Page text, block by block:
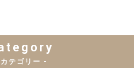
テゴリー -